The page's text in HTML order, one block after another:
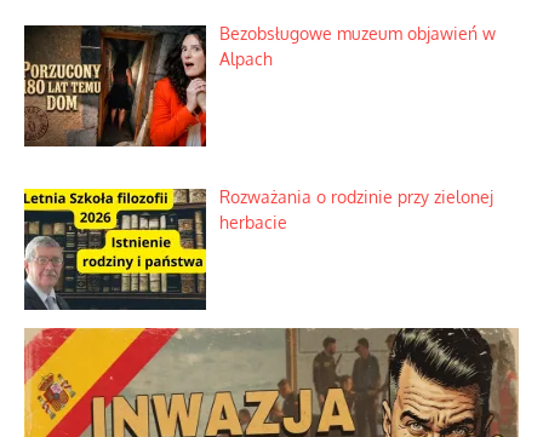
Bezobsługowe muzeum objawień w
Alpach
Rozważania o rodzinie przy zielonej
herbacie